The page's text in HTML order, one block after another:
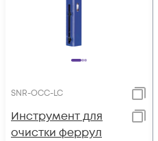
SNR-OCC-LC
Инструмент для
очистки феррул